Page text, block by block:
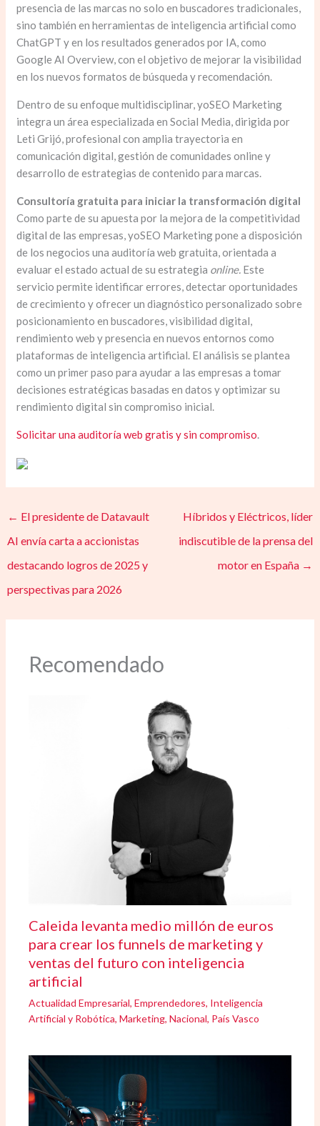
presencia de las marcas no solo en buscadores tradicionales,
sino también en herramientas de inteligencia artificial como
ChatGPT y en los resultados generados por IA, como
Google AI Overview, con el objetivo de mejorar la visibilidad
en los nuevos formatos de búsqueda y recomendación.
Dentro de su enfoque multidisciplinar, yoSEO Marketing
integra un área especializada en Social Media, dirigida por
Leti Grijó, profesional con amplia trayectoria en
comunicación digital, gestión de comunidades online y
desarrollo de estrategias de contenido para marcas.
Consultoría gratuita para iniciar la transformación digital
Como parte de su apuesta por la mejora de la competitividad
digital de las empresas, yoSEO Marketing pone a disposición
de los negocios una auditoría web gratuita, orientada a
evaluar el estado actual de su estrategia online. Este
servicio permite identificar errores, detectar oportunidades
de crecimiento y ofrecer un diagnóstico personalizado sobre
posicionamiento en buscadores, visibilidad digital,
rendimiento web y presencia en nuevos entornos como
plataformas de inteligencia artificial. El análisis se plantea
como un primer paso para ayudar a las empresas a tomar
decisiones estratégicas basadas en datos y optimizar su
rendimiento digital sin compromiso inicial.
Solicitar una auditoría web gratis y sin compromiso.
← El presidente de Datavault
AI envía carta a accionistas
destacando logros de 2025 y
perspectivas para 2026
Híbridos y Eléctricos, líder
indiscutible de la prensa del
motor en España →
Recomendado
Caleida levanta medio millón de euros
para crear los funnels de marketing y
ventas del futuro con inteligencia
artificial
Actualidad Empresarial,Emprendedores, Inteligencia
Artificial y Robótica,Marketing,Nacional, País Vasco